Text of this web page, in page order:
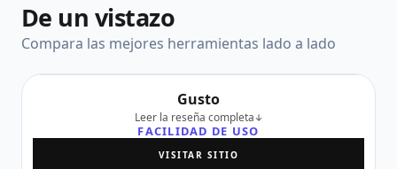
De un vistazo
Compara las mejores herramientas lado a lado
Gusto
Leer la reseña completa
FACILIDAD DE USO
VISITAR SITIO